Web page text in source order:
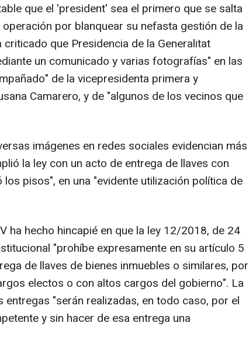
que el 'president' sea el primero que se salta
por blanquear su nefasta gestión de la
que Presidencia de la Generalitat
un comunicado y varias fotografías" en las
de la vicepresidenta primera y
Camarero, y de "algunos de los vecinos que
imágenes en redes sociales evidencian más
la ley con un acto de entrega de llaves con
pisos", en una "evidente utilización política de
ha hecho hincapié en que la ley 12/2018, de 24
"prohíbe expresamente en su artículo 5
de llaves de bienes inmuebles o similares, por
electos o con altos cargos del gobierno". La
entregas "serán realizadas, en todo caso, por el
y sin hacer de esa entrega una